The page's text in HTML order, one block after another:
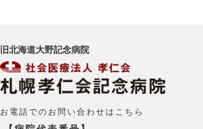
旧北海道大野記念病院
お電話でのお問い合わせはこちら